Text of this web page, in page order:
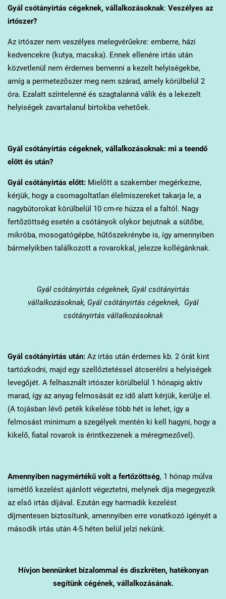
Gyál csótányirtás cégeknek, vállalkozásoknak: Veszélyes az
irtószer?
Az irtószer nem veszélyes melegvérűekre: emberre, házi
kedvencekre (kutya, macska). Ennek ellenére irtás után
közvetlenül nem érdemes bemenni a kezelt helyiségekbe,
amíg a permetezőszer meg nem szárad, amely körülbelül 2
óra. Ezalatt színtelenné és szagtalanná válik és a lekezelt
helyiségek zavartalanul birtokba vehetőek.
Gyál csótányirtás cégeknek, vállalkozásoknak: mi a teendő
előtt és után?
Gyál csótányirtás előtt:Mielőtt a szakember megérkezne,
kérjük, hogy a csomagoltatlan élelmiszereket takarja le, a
nagybútorokat körülbelül 10 cm-re húzza el a faltól. Nagy
fertőzöttség esetén a csótányok olykor bejutnak a sütőbe,
mikróba, mosogatógépbe, hűtőszekrénybe is, így amennyiben
bármelyikben találkozott a rovarokkal, jelezze kollégánknak.
Gyálcsótányirtás cégeknek, Gyál csótányirtás
vállalkozásoknak, Gyál csótányirtás cégeknek, Gyál
csótányirtás vállalkozásoknak
Gyál csótányirtás után:Az irtás után érdemes kb. 2 órát kint
tartózkodni, majd egy szellőztetéssel átcserélni a helyiségek
levegőjét. A felhasznált irtószer körülbelül 1 hónapig aktív
marad, így az anyag felmosását ez idő alatt kérjük, kerülje el.
(A tojásban lévő peték kikelése több hét is lehet, így a
felmosást minimum a szegélyek mentén ki kell hagyni, hogy a
kikelő, fiatal rovarok is érintkezzenek a méregmezővel).
Amennyiben nagymértékű volt a fertőzöttség, 1 hónap múlva
ismétlő kezelést ajánlott végeztetni, melynek díja megegyezik
az első irtás díjával. Ezután egy harmadik kezelést
díjmentesen biztosítunk, amennyiben erre vonatkozó igényét a
második irtás után 4-5 héten belül jelzi nekünk.
Hívjon bennünket bizalommal és diszkréten, hatékonyan
segítünk cégének, vállalkozásának.